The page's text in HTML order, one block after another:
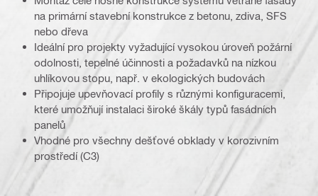
na primární stavební konstrukce z betonu, zdiva, SFS
nebo dřeva
Ideální pro projekty vyžadující vysokou úroveň požární
odolnosti, tepelné účinnosti a požadavků na nízkou
uhlíkovou stopu, např. v ekologických budovách
Připojuje upevňovací profily s různými konfiguracemi,
které umožňují instalaci široké škály typů fasádních
panelů
Vhodné pro všechny dešťové obklady v korozivním
prostředí (C3)